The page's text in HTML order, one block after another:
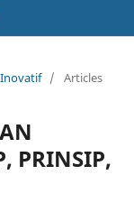
/ Articles
PRINSIP,